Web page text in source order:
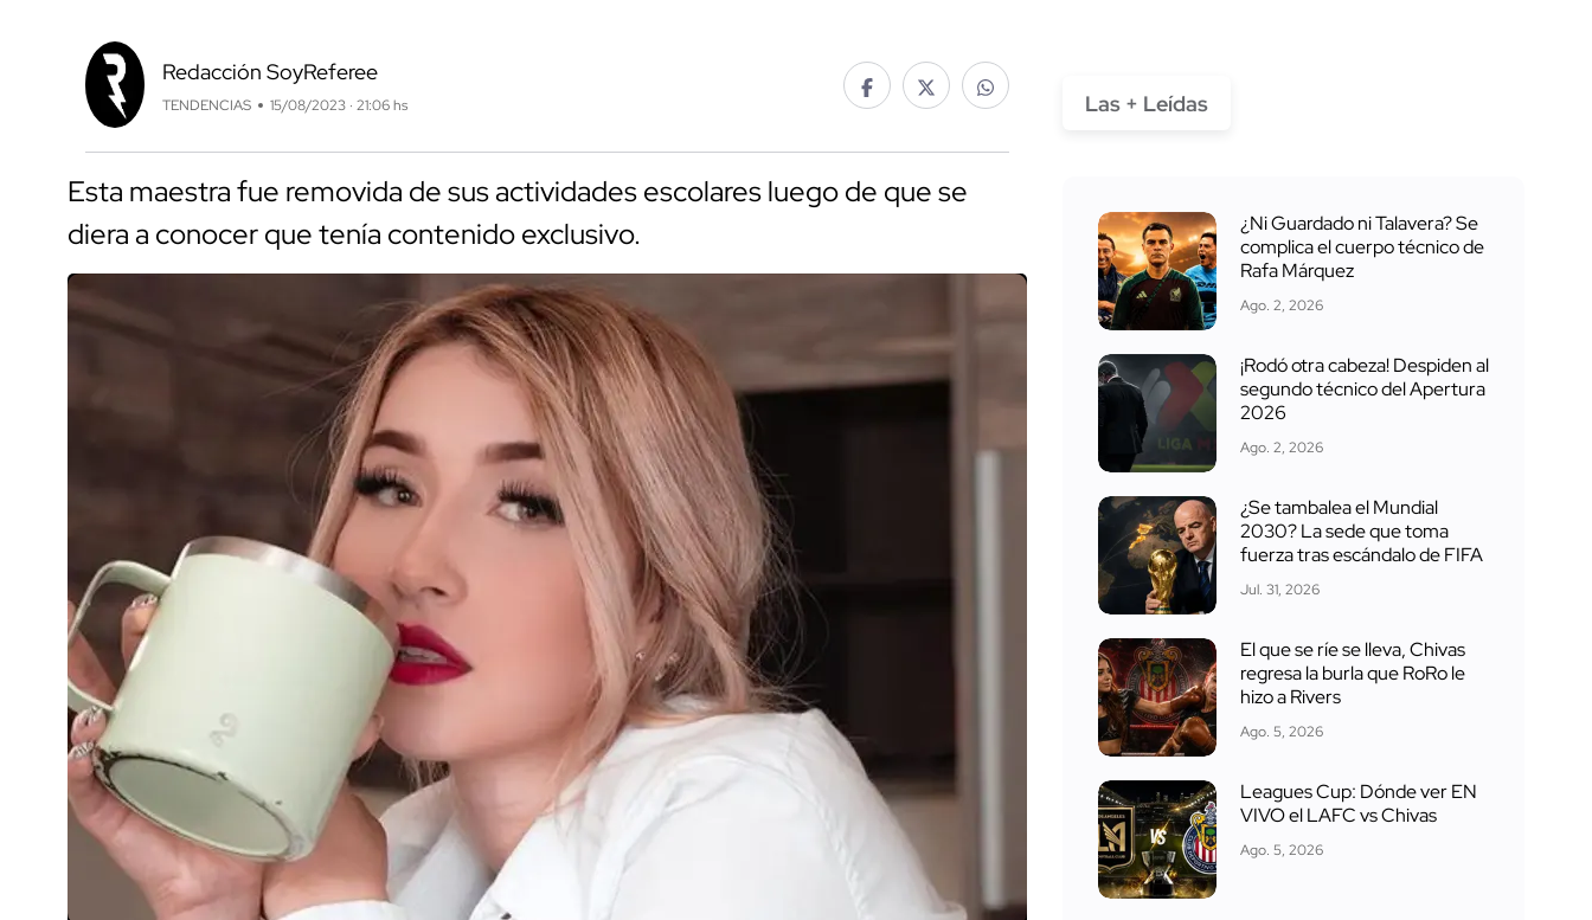
Redacción SoyReferee
TENDENCIAS 15/08/2023 · 21:06 hs
Esta maestra fue removida de sus actividades escolares luego de que se
diera a conocer que tenía contenido exclusivo.
Las + Leídas
¿Ni Guardado ni Talavera? Se
complica el cuerpo técnico de
Rafa Márquez
Ago. 2, 2026
¡Rodó otra cabeza! Despiden al
segundo técnico del Apertura
2026
Ago. 2, 2026
¿Se tambalea el Mundial
2030? La sede que toma
fuerza tras escándalo de FIFA
Jul. 31, 2026
El que se ríe se lleva, Chivas
regresa la burla que RoRo le
hizo a Rivers
Ago. 5, 2026
Leagues Cup: Dónde ver EN
VIVO el LAFC vs Chivas
Ago. 5, 2026